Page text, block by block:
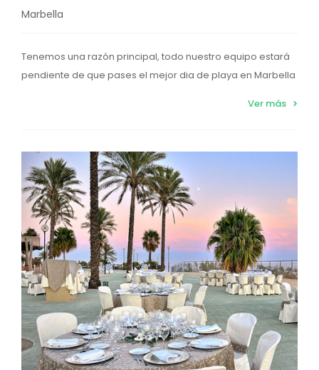
Marbella
Tenemos una razón principal, todo nuestro equipo estará
pendiente de que pases el mejor dia de playa en Marbella
Ver más